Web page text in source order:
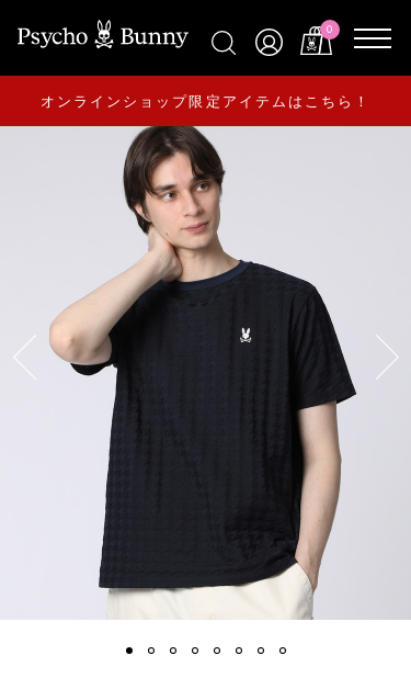
0
オンラインショップ限定アイテムはこちら！